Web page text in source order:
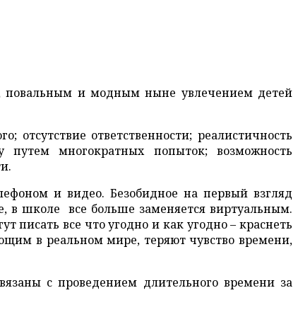
повальным и модным ныне увлечением детей
ответственности; реалистичность
многократных попыток; возможность
и видео. Безобидное на первый взгляд
в школе все больше заменяется виртуальным.
писать все что угодно и как угодно – краснеть
в реальном мире, теряют чувство времени,
с проведением длительного времени за